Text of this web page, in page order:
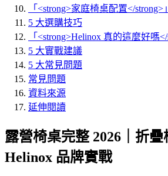
「<strong>家庭椅桌配置</strong>」
5 大選購技巧
「<strong>Helinox 真的這麼好嗎</
5 大實戰建議
5 大常見問題
常見問題
資料來源
延伸閱讀
露營椅桌完整 2026｜折疊
Helinox 品牌實戰